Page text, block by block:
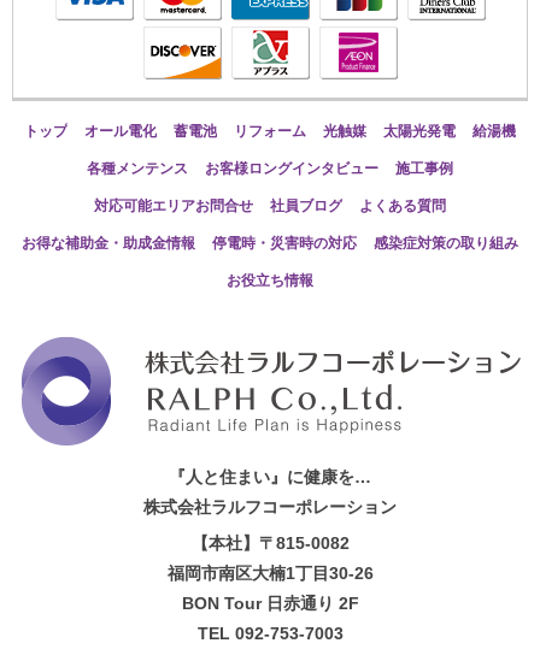
トップ オール電化 蓄電池 リフォーム 光触媒 太陽光発電 給湯機
各種メンテンス お客様ロングインタビュー 施工事例
対応可能エリアお問合せ 社員ブログ よくある質問
お得な補助金・助成金情報 停電時・災害時の対応 感染症対策の取り組み
お役立ち情報
『人と住まい』に健康を…
株式会社ラルフコーポレーション
【本社】〒815-0082
福岡市南区大楠1丁目30-26
BON Tour 日赤通り 2F
TEL 092-753-7003